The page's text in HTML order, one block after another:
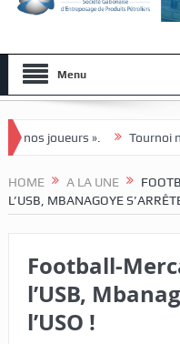
Menu
Tournoi national féminin-
HOME A LA UNE
L’USB, MBANAGOYE
Football-
l’USB,
l’USO !